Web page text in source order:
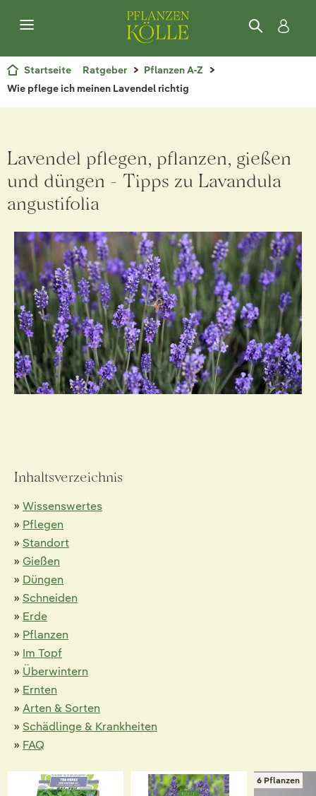
Startseite Ratgeber
Pflanzen A-Z
Wie pflege ich meinen Lavendel richtig
Lavendel pflegen, pflanzen, gießen
und düngen - Tipps zu Lavandula
angustifolia
Inhaltsverzeichnis
» Wissenswertes
» Pflegen
» Standort
» Gießen
» Düngen
» Schneiden
» Erde
» Pflanzen
» Im Topf
» Überwintern
» Ernten
» Arten & Sorten
» Schädlinge & Krankheiten
» FAQ
6 Pflanzen